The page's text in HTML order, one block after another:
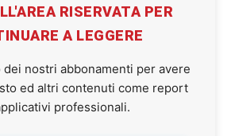
RISERVATA PER
A LEGGERE
nostri abbonamenti per avere
ed altri contenuti come report
professionali.